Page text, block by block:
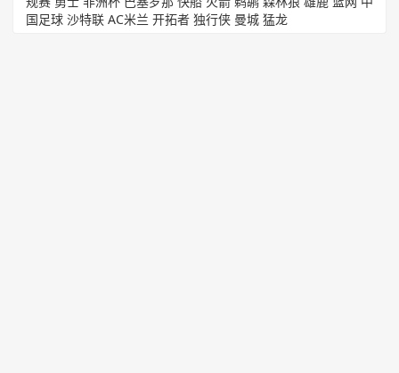
国足球 沙特联 AC米兰 开拓者 独行侠 曼城 猛龙